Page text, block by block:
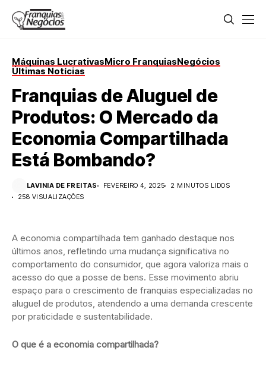
Máquinas LucrativasMicro FranquiasNegócios
Últimas Notícias
Franquias de Aluguel de
Produtos: O Mercado da
Economia Compartilhada
Está Bombando?
LAVINIA DE FREITAS FEVEREIRO 4, 2025
2 MINUTOS LIDOS
258 VISUALIZAÇÕES
A economia compartilhada tem ganhado destaque nos
últimos anos, refletindo uma mudança significativa no
comportamento do consumidor, que agora valoriza mais o
acesso do que a posse de bens. Esse movimento abriu
espaço para o crescimento de franquias especializadas no
aluguel de produtos, atendendo a uma demanda crescente
por praticidade e sustentabilidade.
O que é a economia compartilhada?